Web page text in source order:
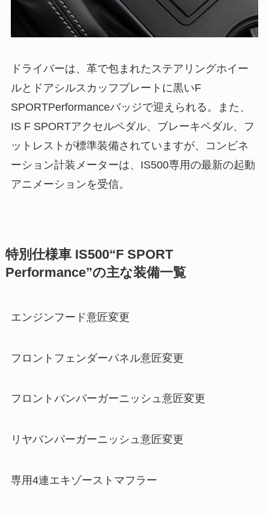
ドライバーは、革で包まれたステアリングホイー
ルとドアシルスカッフプレートに黒いF
SPORTPerformanceバッジで迎えられる。また、
IS F SPORTアクセルペダル、ブレーキペダル、フ
ットレストが標準装備されていますが、コンビネ
ーション計装メーターは、IS500専用の最新の起動
アニメーションを受信。
特別仕様車 IS500“F SPORT
Performance”の主な装備一覧
エンジンフード意匠変更
フロントフェンダーパネル意匠変更
フロントバンパーガーニッシュ意匠変更
リヤバンパーガーニッシュ意匠変更
専用4連エキゾーストマフラー